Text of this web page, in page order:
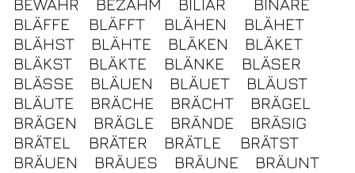
BEWÄHR
BEZÄHM BILIÄR
BINÄRE
BLÄFFE
BLÄFFT BLÄHEN
BLÄHET
BLÄHST
BLÄHTE BLÄKEN
BLÄKET
BLÄKST
BLÄKTE BLÄNKE
BLÄSER
BLÄSSE
BLÄUEN BLÄUET
BLÄUST
BLÄUTE
BRÄCHE BRÄCHT
BRÄGEL
BRÄGEN
BRÄGLE BRÄNDE
BRÄSIG
BRÄTEL
BRÄTER BRÄTLE
BRÄTST
BRÄUEN
BRÄUES BRÄUNE
BRÄUNT